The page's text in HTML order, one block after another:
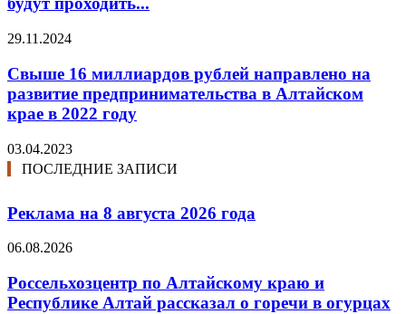
29.11.2024
Свыше 16 миллиардов рублей направлено на
развитие предпринимательства в Алтайском
крае в 2022 году
03.04.2023
ПОСЛЕДНИЕ ЗАПИСИ
Реклама на 8 августа 2026 года
06.08.2026
Россельхозцентр по Алтайскому краю и
Республике Алтай рассказал о горечи в огурцах